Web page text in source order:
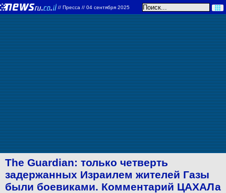
// Пресса // 04 сентября 2025
The Guardian: только четверть
задержанных Израилем жителей Газы
были боевиками. Комментарий ЦАХАЛа